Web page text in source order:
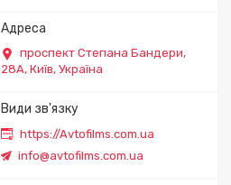
проспект Степана Бандери,
28А, Київ, Україна
https://Avtofilms.com.ua
info@avtofilms.com.ua